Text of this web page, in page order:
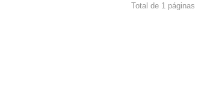
Total de 1 páginas